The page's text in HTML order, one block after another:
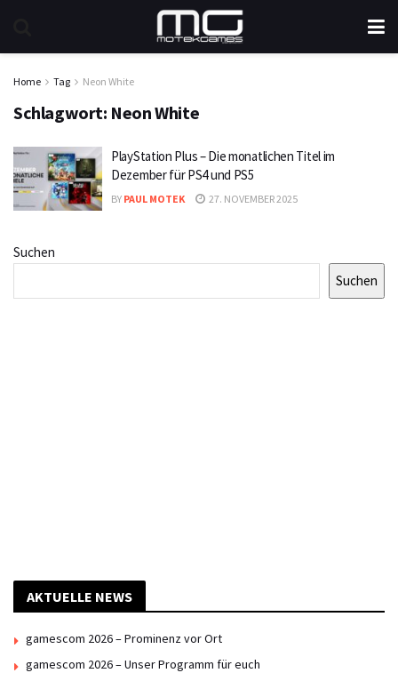
Home Tag Neon White
Schlagwort: Neon White
PlayStation Plus – Die monatlichen Titel im
Dezember für PS4 und PS5
BY PAUL MOTEK 27. NOVEMBER 2025
Suchen
Suchen
AKTUELLE NEWS
gamescom 2026 – Prominenz vor Ort
gamescom 2026 – Unser Programm für euch